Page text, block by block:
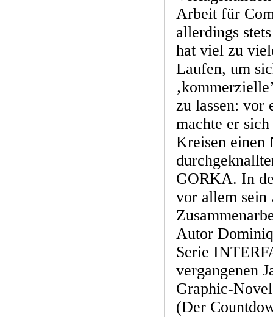
Arbeit für
allerdings
hat viel zu
Laufen, um
zu lassen: vor
machte er
Kreisen einen
GORKA. In
vor allem
Autor
Serie
vergangenen
Graphic-
(Der